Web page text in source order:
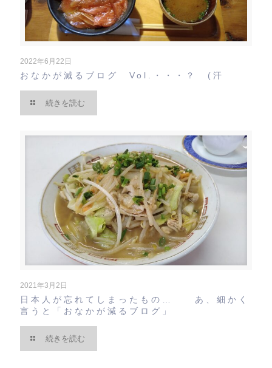
2022年6月22日
おなかが減るブログ Vol.・・・？ (汗
続きを読む
2021年3月2日
日本人が忘れてしまったもの… あ、細かく
言うと「おなかが減るブログ」
続きを読む